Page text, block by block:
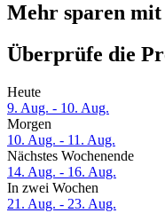
Mehr sparen
Überprüfe die
Heute
9. Aug. - 10. Aug.
Morgen
10. Aug. - 11. Aug.
Nächstes Wochenende
14. Aug. - 16. Aug.
In zwei Wochen
21. Aug. - 23. Aug.